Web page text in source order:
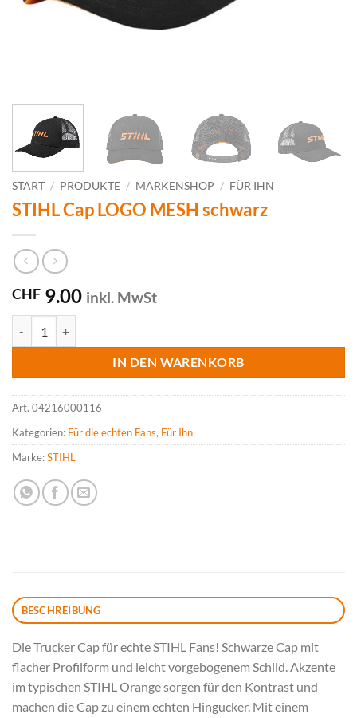
START / PRODUKTE / MARKENSHOP / FÜR IHN
STIHL Cap LOGO MESH schwarz
CHF 9.00 inkl. MwSt
IN DEN WARENKORB
Art. 04216000116
Kategorien: Für die echten Fans, Für Ihn
Marke:STIHL
BESCHREIBUNG
Die Trucker Cap für echte STIHL Fans! Schwarze Cap mit
flacher Profilform und leicht vorgebogenem Schild. Akzente
im typischen STIHL Orange sorgen für den Kontrast und
machen die Cap zu einem echten Hingucker. Mit einem